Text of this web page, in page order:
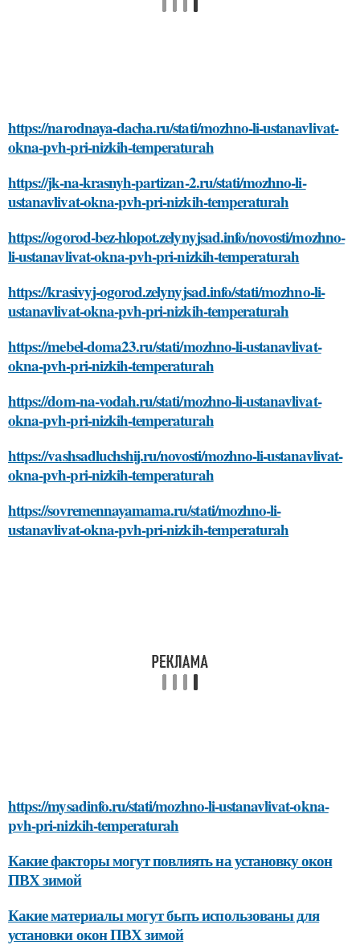
https://narodnaya-dacha.ru/stati/mozhno-li-ustanavlivat-
okna-pvh-pri-nizkih-temperaturah
https://jk-na-krasnyh-partizan-2.ru/stati/mozhno-li-
ustanavlivat-okna-pvh-pri-nizkih-temperaturah
https://ogorod-bez-hlopot.zelynyjsad.info/novosti/mozhno-
li-ustanavlivat-okna-pvh-pri-nizkih-temperaturah
https://krasivyj-ogorod.zelynyjsad.info/stati/mozhno-li-
ustanavlivat-okna-pvh-pri-nizkih-temperaturah
https://mebel-doma23.ru/stati/mozhno-li-ustanavlivat-
okna-pvh-pri-nizkih-temperaturah
https://dom-na-vodah.ru/stati/mozhno-li-ustanavlivat-
okna-pvh-pri-nizkih-temperaturah
https://vashsadluchshij.ru/novosti/mozhno-li-ustanavlivat-
okna-pvh-pri-nizkih-temperaturah
https://sovremennayamama.ru/stati/mozhno-li-
ustanavlivat-okna-pvh-pri-nizkih-temperaturah
https://mysadinfo.ru/stati/mozhno-li-ustanavlivat-okna-
pvh-pri-nizkih-temperaturah
Какие факторы могут повлиять на установку окон
ПВХ зимой
Какие материалы могут быть использованы для
установки окон ПВХ зимой